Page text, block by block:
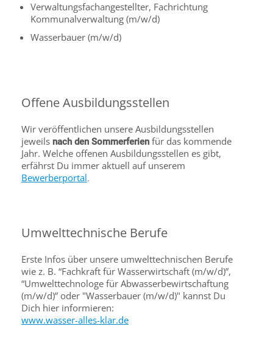
Verwaltungsfachangestellter, Fachrichtung
Kommunalverwaltung (m/w/d)
Wasserbauer (m/w/d)
Offene Ausbildungsstellen
Wir veröffentlichen unsere Ausbildungsstellen
jeweils nach den Sommerferien für das kommende
Jahr. Welche offenen Ausbildungsstellen es gibt,
erfährst Du immer aktuell auf unserem
Bewerberportal.
Umwelttechnische Berufe
Erste Infos über unsere umwelttechnischen Berufe
wie z. B. “Fachkraft für Wasserwirtschaft (m/w/d)”,
“Umwelttechnologe für Abwasserbewirtschaftung
(m/w/d)” oder "Wasserbauer (m/w/d)" kannst Du
Dich hier informieren:
www.wasser-alles-klar.de